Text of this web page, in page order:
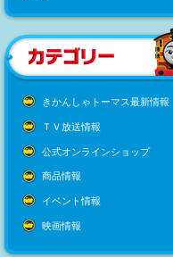
きかんしゃトーマス最新情報
ＴＶ放送情報
公式オンラインショップ
商品情報
イベント情報
映画情報